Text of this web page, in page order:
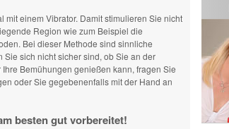
einem Vibrator. Damit stimulieren Sie nicht
Region wie zum Beispiel die
Bei dieser Methode sind sinnliche
sich nicht sicher sind, ob Sie an der
Bemühungen genießen kann, fragen Sie
oder Sie gegebenenfalls mit der Hand an
besten gut vorbereitet!